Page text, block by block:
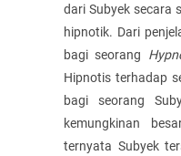
dari Subyek secara
hipnotik. Dari
bagi seorang
Hipnotis terhadap
bagi seorang
kemungkinan
ternyata Subyek